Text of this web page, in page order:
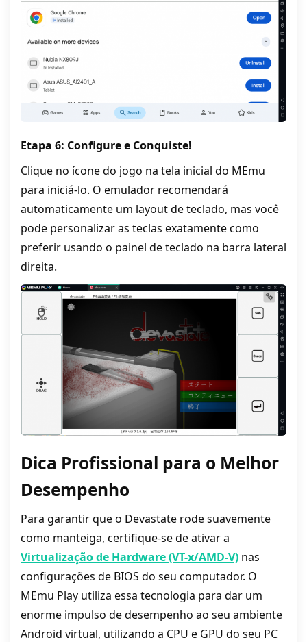
Etapa 6: Configure e Conquiste!
Clique no ícone do jogo na tela inicial do MEmu
para iniciá-lo. O emulador recomendará
automaticamente um layout de teclado, mas você
pode personalizar as teclas exatamente como
preferir usando o painel de teclado na barra lateral
direita.
Dica Profissional para o Melhor
Desempenho
Para garantir que o Devastate rode suavemente
como manteiga, certifique-se de ativar a
Virtualização de Hardware (VT-x/AMD-V) nas
configurações de BIOS do seu computador. O
MEmu Play utiliza essa tecnologia para dar um
enorme impulso de desempenho ao seu ambiente
Android virtual, utilizando a CPU e GPU do seu PC